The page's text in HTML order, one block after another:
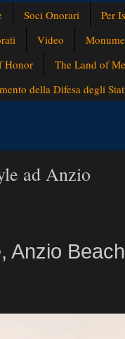
Soci Onorari
Per
Video
Honor
The Land of
della Difesa degli
ad Anzio
Anzio